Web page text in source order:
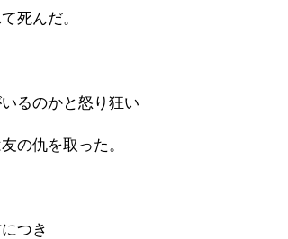
死んだ。
るのかと怒り狂い
の仇を取った。
つき